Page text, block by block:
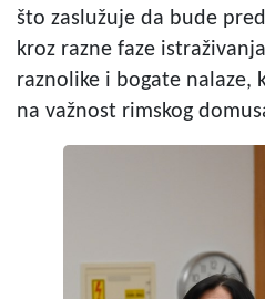
što zaslužuje da bude
kroz razne faze
raznolike i bogate nalaze,
na važnost rimskog